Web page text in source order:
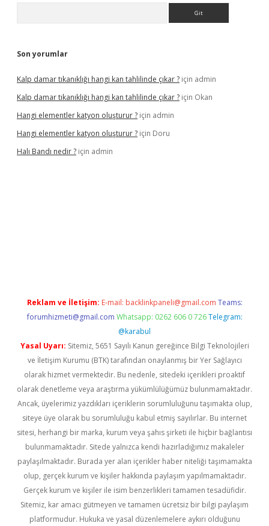
Son yorumlar
Kalp damar tıkanıklığı hangi kan tahlilinde çıkar ? için admin
Kalp damar tıkanıklığı hangi kan tahlilinde çıkar ? için Okan
Hangi elementler katyon oluşturur ? için admin
Hangi elementler katyon oluşturur ? için Doru
Halı Bandı nedir ? için admin
Reklam ve İletişim: E-mail: backlinkpaneli@gmail.com Teams:
forumhizmeti@gmail.com Whatsapp: 0262 606 0 726 Telegram:
@karabul
Yasal Uyarı: Sitemiz, 5651 Sayılı Kanun gereğince Bilgi Teknolojileri
ve İletişim Kurumu (BTK) tarafından onaylanmış bir Yer Sağlayıcı
olarak hizmet vermektedir. Bu nedenle, sitedeki içerikleri proaktif
olarak denetleme veya araştırma yükümlülüğümüz bulunmamaktadır.
Ancak, üyelerimiz yazdıkları içeriklerin sorumluluğunu taşımakta olup,
siteye üye olarak bu sorumluluğu kabul etmiş sayılırlar. Bu internet
sitesi, herhangi bir marka, kurum veya şahıs şirketi ile hiçbir bağlantısı
bulunmamaktadır. Sitede yalnızca kendi hazırladığımız makaleler
paylaşılmaktadır. Burada yer alan içerikler haber niteliği taşımamakta
olup, gerçek kurum ve kişiler hakkında paylaşım yapılmamaktadır.
Gerçek kurum ve kişiler ile isim benzerlikleri tamamen tesadüfidir.
Sitemiz, kar amacı gütmeyen ve tamamen ücretsiz bir bilgi paylaşım
platformudur. Hukuka ve yasal düzenlemelere aykırı olduğunu